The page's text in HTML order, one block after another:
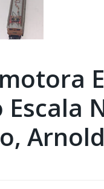
Escala
Arnold